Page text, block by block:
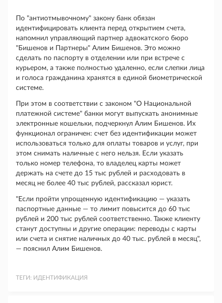
По "антиотмывочному" закону банк обязан
идентифицировать клиента перед открытием счета,
напомнил управляющий партнер адвокатского бюро
"Бишенов и Партнеры" Алим Бишенов. Это можно
сделать по паспорту в отделении или при встрече с
курьером, а также полностью удаленно, если слепки лица
и голоса гражданина хранятся в единой биометрической
системе.
При этом в соответствии с законом "О Национальной
платежной системе" банки могут выпускать анонимные
электронные кошельки, подчеркнул Алим Бишенов. Их
функционал ограничен: счет без идентификации может
использоваться только для оплаты товаров и услуг, при
этом снимать наличные с него нельзя. Если указать
только номер телефона, то владелец карты может
держать на счете до 15 тыс рублей и расходовать в
месяц не более 40 тыс рублей, рассказал юрист.
"Если пройти упрощенную идентификацию — указать
паспортные данные — то лимит повысится до 60 тыс
рублей и 200 тыс рублей соответственно. Также клиенту
станут доступны и другие операции: переводы с карты
или счета и снятие наличных до 40 тыс. рублей в месяц",
— пояснил Алим Бишенов.
ТЕГИ: ИДЕНТИФИКАЦИЯ